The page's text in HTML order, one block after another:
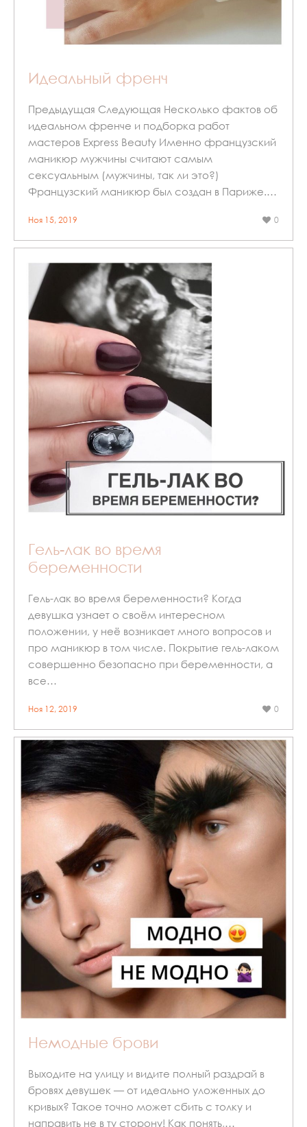
Идеальный френч
Предыдущая Следующая Несколько фактов об
идеальном френче и подборка работ
мастеров Express Beauty Именно французский
маникюр мужчины считают самым
сексуальным (мужчины, так ли это?)
Французский маникюр был создан в Париже.…
0
Ноя 15, 2019
Гель-лак во время
беременности
Гель-лак во время беременности? Когда
девушка узнает о своём интересном
положении, у неё возникает много вопросов и
про маникюр в том числе. Покрытие гель-лаком
совершенно безопасно при беременности, а
все…
0
Ноя 12, 2019
Немодные брови
Выходите на улицу и видите полный раздрай в
бровях девушек — от идеально уложенных до
кривых? Такое точно может сбить с толку и
направить не в ту сторону! Как понять,…